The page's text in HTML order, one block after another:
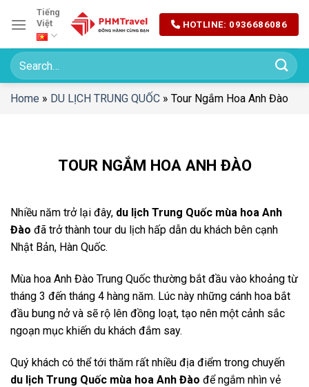
đến
dung
Tiếng
Việt
HOTLINE: 0936686086
Home » DU LỊCH TRUNG QUỐC » Tour Ngắm Hoa Anh Đào
TOUR NGẮM HOA ANH ĐÀO
Nhiều năm trở lại đây, du lịch Trung Quốc mùa hoa Anh
Đào đã trở thành tour du lịch hấp dẫn du khách bên cạnh
Nhật Bản, Hàn Quốc.
Mùa hoa Anh Đào Trung Quốc thường bắt đầu vào khoảng từ
tháng 3 đến tháng 4 hàng năm. Lúc này những cánh hoa bắt
đầu bung nở và sẽ rộ lên đồng loạt, tạo nên một cảnh sắc
ngoạn mục khiến du khách đắm say.
Quý khách có thể tới thăm rất nhiều địa điểm trong chuyến
du lịch Trung Quốc mùa hoa Anh Đào để ngắm nhìn vẻ